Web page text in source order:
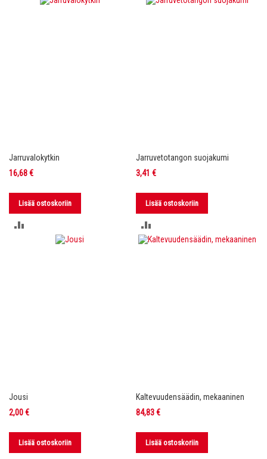
VERTAILUUN VERTAILUUN
Jarruvalokytkin
16,68 €
Lisää ostoskoriin
VERTAILUUN
Jarruvetotangon suojakumi
3,41 €
Lisää ostoskoriin
VERTAILUUN
Jousi
2,00 €
Lisää ostoskoriin
Kaltevuudensäädin, mekaaninen
84,83 €
Lisää ostoskoriin